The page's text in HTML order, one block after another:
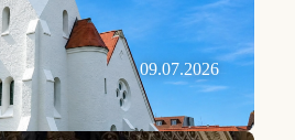
09.07.2026